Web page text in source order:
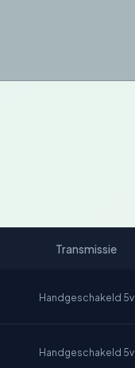
Transmissie
Handgeschakeld 5v
Handgeschakeld 5v